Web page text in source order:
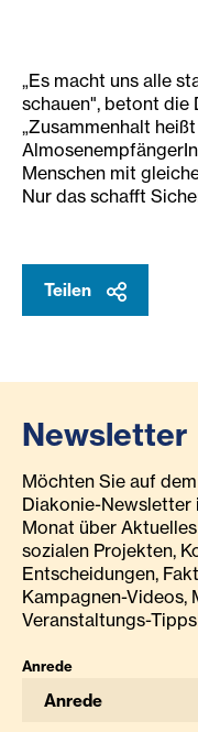
„Es macht uns alle
schauen", betont
„Zusammenhalt
Menschen mit
Nur das schafft
Teilen
Newsletter
Möchten Sie auf
Diakonie-Newsletter
Monat über
sozialen Projekten,
Entscheidungen,
Kampagnen-Videos,
Veranstaltungs-
Anrede
Anrede